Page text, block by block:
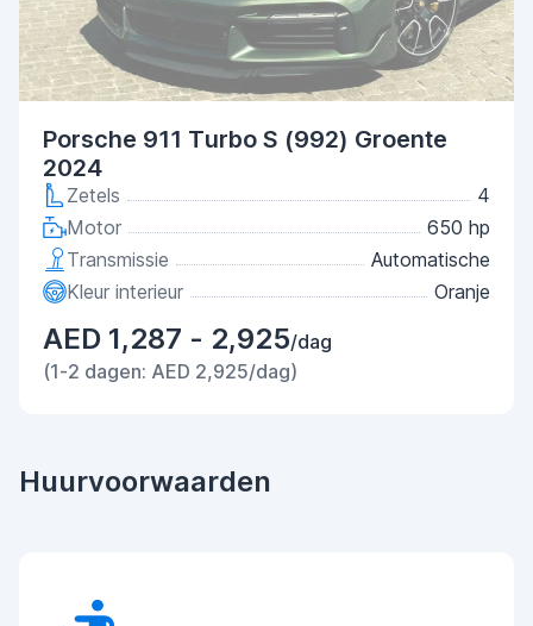
Porsche 911 Turbo S (992) Groente
2024
Zetels
4
Motor
650 hp
Transmissie
Automatische
Kleur interieur
Oranje
AED 1,287 - 2,925/dag
(1-2 dagen: AED 2,925/dag)
Huurvoorwaarden